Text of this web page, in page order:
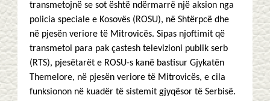
transmetojnë se sot është ndërmarrë një aksion nga
policia speciale e Kosovës (ROSU), në Shtërpcë dhe
në pjesën veriore të Mitrovicës. Sipas njoftimit që
transmetoi para pak çastesh televizioni publik serb
(RTS), pjesëtarët e ROSU-s kanë bastisur Gjykatën
Themelore, në pjesën veriore të Mitrovicës, e cila
funksionon në kuadër të sistemit gjyqësor të Serbisë.